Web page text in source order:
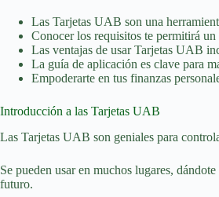
Las Tarjetas UAB son una
Conocer los requisitos te permitirá
Las ventajas de usar Tarjetas UAB
La guía de aplicación es clave para
Empoderarte en tus finanzas
Introducción a las Tarjetas UAB
Las Tarjetas UAB son geniales para
Se pueden usar en muchos lugares,
futuro.